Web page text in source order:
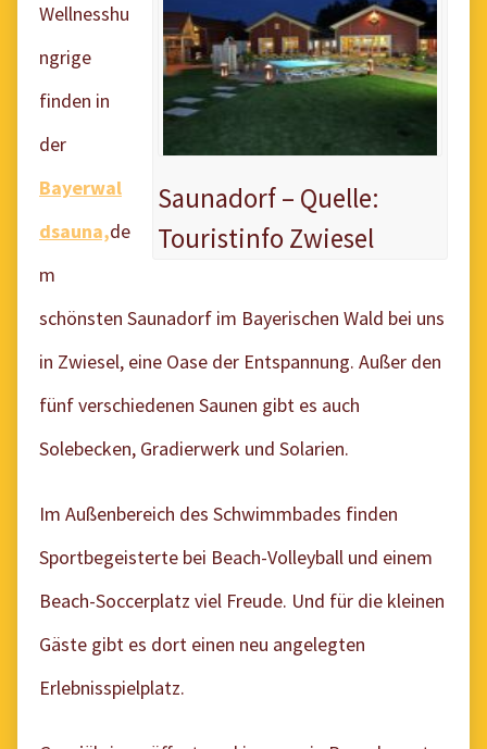
Saunadorf – Quelle:
Touristinfo Zwiesel
Wellnesshu
ngrige
finden in
der
Bayerwal
dsauna,de
m
schönsten Saunadorf im Bayerischen Wald bei uns
in Zwiesel, eine Oase der Entspannung. Außer den
fünf verschiedenen Saunen gibt es auch
Solebecken, Gradierwerk und Solarien.
Im Außenbereich des Schwimmbades finden
Sportbegeisterte bei Beach-Volleyball und einem
Beach-Soccerplatz viel Freude. Und für die kleinen
Gäste gibt es dort einen neu angelegten
Erlebnisspielplatz.